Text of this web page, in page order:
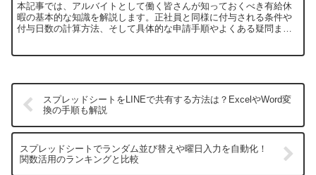
本記事では、アルバイトとして働く皆さんが知っておくべき有給休
暇の基本的な知識を解説します。正社員と同様に付与される条件や
付与日数の計算方法、そして具体的な申請手順やよくある疑問ま
スプレッドシートをLINEで共有する方法は？ExcelやWord変
換の手順も解説
スプレッドシートでランダム並び替えや曜日入力を自動化！
関数活用のランキングと比較